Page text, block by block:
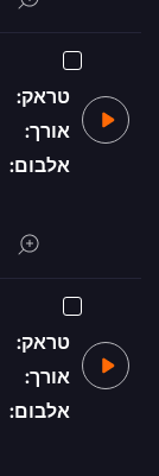
טראק:
אורך:
אלבום:
טראק:
אורך:
אלבום: